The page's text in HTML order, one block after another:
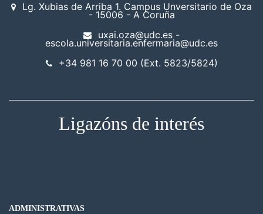
Lg. Xubias de Arriba 1. Campus Unversitario de Oza
- 15006 - A Coruña
uxai.oza@udc.es -
escola.universitaria.enfermaria@udc.es
+34 981 16 70 00 (Ext. 5823/5824)
Ligazóns de interés
ADMINISTRATIVAS